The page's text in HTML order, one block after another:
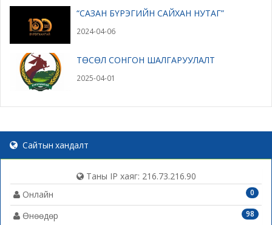
“САЗАН БҮРЭГИЙН САЙХАН НУТАГ”
2024-04-06
ТӨСӨЛ СОНГОН ШАЛГАРУУЛАЛТ
2025-04-01
Сайтын хандалт
Таны IP хаяг: 216.73.216.90
0
Онлайн
98
Өнөөдөр